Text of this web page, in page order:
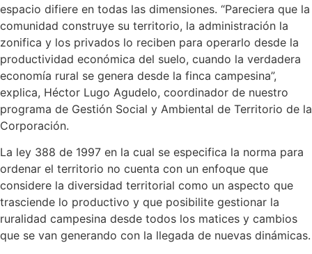
espacio difiere en todas las dimensiones. “Pareciera que la
comunidad construye su territorio, la administración la
zonifica y los privados lo reciben para operarlo desde la
productividad económica del suelo, cuando la verdadera
economía rural se genera desde la finca campesina”,
explica, Héctor Lugo Agudelo, coordinador de nuestro
programa de Gestión Social y Ambiental de Territorio de la
Corporación.
La ley 388 de 1997 en la cual se especifica la norma para
ordenar el territorio no cuenta con un enfoque que
considere la diversidad territorial como un aspecto que
trasciende lo productivo y que posibilite gestionar la
ruralidad campesina desde todos los matices y cambios
que se van generando con la llegada de nuevas dinámicas.